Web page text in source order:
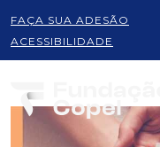
FAÇA SUA ADESÃO
ACESSIBILIDADE